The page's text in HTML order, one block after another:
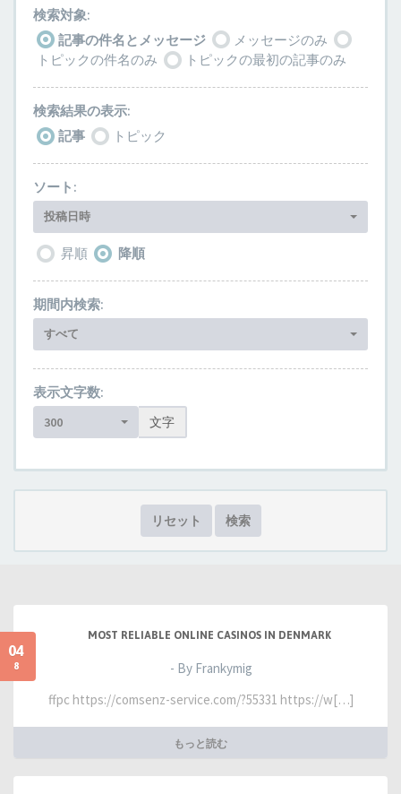
検索対象:
記事の件名とメッセージ
メッセージのみ
トピックの件名のみ
トピックの最初の記事のみ
検索結果の表示:
記事
トピック
ソート:
投稿日時
昇順 降順
期間内検索:
すべて
表示文字数:
300 文字
リセット 検索
04
8
MOST RELIABLE ONLINE CASINOS IN DENMARK
- By Frankymig
ffpc https://comsenz-service.com/?55331 https://w[…]
もっと読む